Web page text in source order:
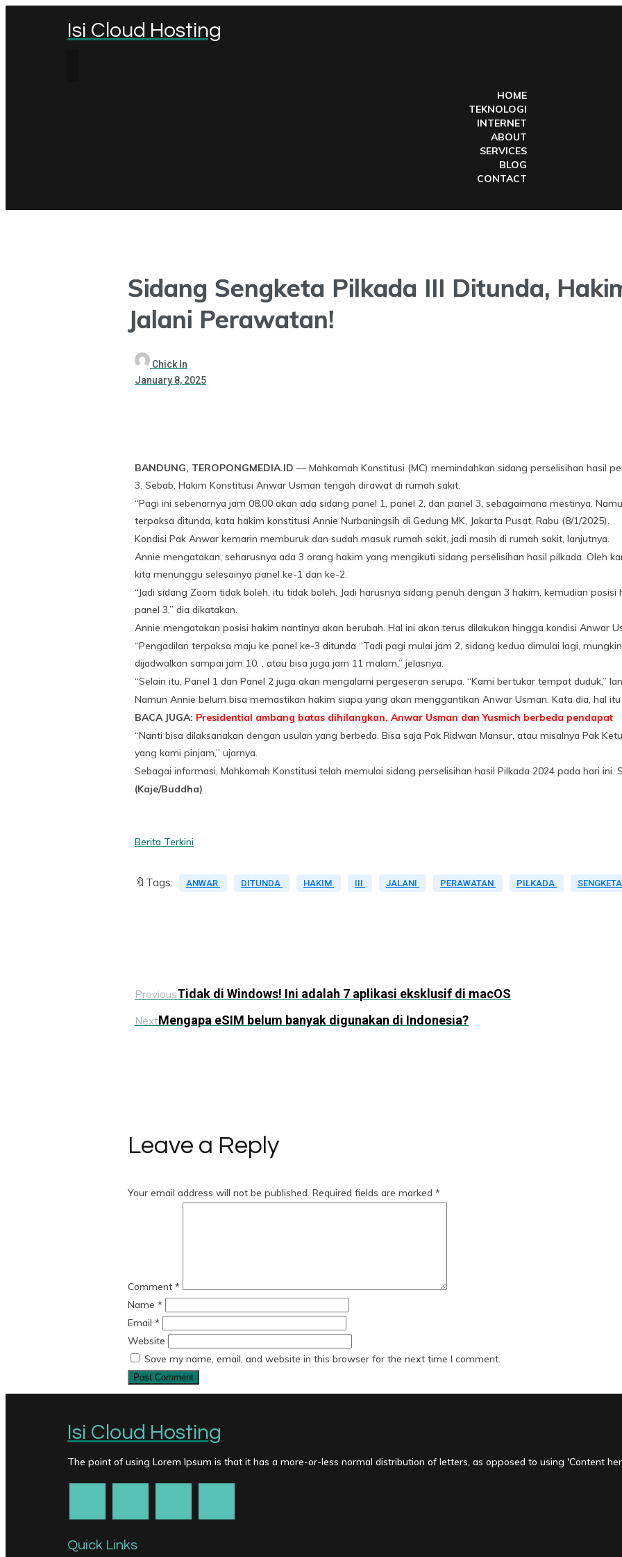
Isi Cloud Hosting
HOME
TEKNOLOGI
INTERNET
ABOUT
SERVICES
BLOG
CONTACT
Sidang Sengketa Pilkada III Ditunda,
Jalani Perawatan!
Chick In
January 8, 2025
BANDUNG, TEROPONGMEDIA.ID — Mahkamah Konstitusi (MC) memindahkan sidang perselisihan hasil
3. Sebab, Hakim Konstitusi Anwar Usman tengah dirawat di rumah sakit.
“Pagi ini sebenarnya jam 08.00 akan ada sidang panel 1, panel 2, dan panel 3, sebagaimana mestinya.
terpaksa ditunda, kata hakim konstitusi Annie Nurbaningsih di Gedung MK, Jakarta Pusat, Rabu (8/1/2025).
Kondisi Pak Anwar kemarin memburuk dan sudah masuk rumah sakit, jadi masih di rumah sakit, lanjutnya.
Annie mengatakan, seharusnya ada 3 orang hakim yang mengikuti sidang perselisihan hasil pilkada. Oleh
kita menunggu selesainya panel ke-1 dan ke-2.
“Jadi sidang Zoom tidak boleh, itu tidak boleh. Jadi harusnya sidang penuh dengan 3 hakim, kemudian
panel 3,” dia dikatakan.
Annie mengatakan posisi hakim nantinya akan berubah. Hal ini akan terus dilakukan hingga kondisi Anwar
“Pengadilan terpaksa maju ke panel ke-3 ditunda “Tadi pagi mulai jam 2, sidang kedua dimulai lagi,
dijadwalkan sampai jam 10. , atau bisa juga jam 11 malam,” jelasnya.
“Selain itu, Panel 1 dan Panel 2 juga akan mengalami pergeseran serupa. “Kami bertukar tempat duduk,”
Namun Annie belum bisa memastikan hakim siapa yang akan menggantikan Anwar Usman. Kata dia, hal
BACA JUGA: Presidential ambang batas dihilangkan, Anwar Usman dan Yusmich berbeda pendapat
“Nanti bisa dilaksanakan dengan usulan yang berbeda. Bisa saja Pak Ridwan Mansur, atau misalnya Pak
yang kami pinjam,” ujarnya.
Sebagai informasi, Mahkamah Konstitusi telah memulai sidang perselisihan hasil Pilkada 2024 pada hari ini.
(Kaje/Buddha)
Berita Terkini
🔖Tags: ANWAR DITUNDA HAKIM III JALANI PERAWATAN PILKADA SENGKETA
PreviousTidak di Windows! Ini adalah 7 aplikasi eksklusif di macOS
NextMengapa eSIM belum banyak digunakan di Indonesia?
Leave a Reply
Your email address will not be published. Required fields are marked *
Comment *
Name *
Email *
Website
Save my name, email, and website in this browser for the next time I comment.
Isi Cloud Hosting
The point of using Lorem Ipsum is that it has a more-or-less normal distribution of letters, as opposed to using 'Content
Quick Links